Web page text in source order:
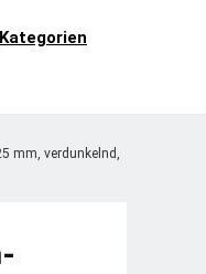
Kategorien
mm, verdunkelnd,